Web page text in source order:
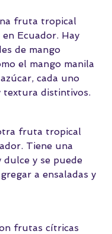
fruta tropical
Ecuador. Hay
de mango
el mango manila
cada uno
textura distintivos.
fruta tropical
Tiene una
dulce y se puede
a ensaladas y
frutas cítricas